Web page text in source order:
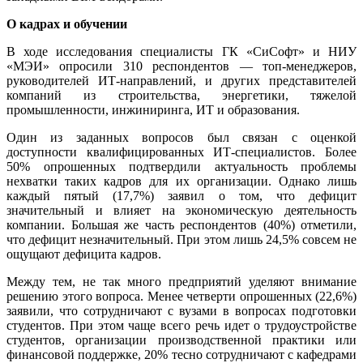
О кадрах и обучении
В ходе исследования специалисты ГК «СиСофт» и НИУ
«МЭИ» опросили 310 респондентов — топ-менеджеров,
руководителей ИТ-направлений, и других представителей
компаний из строительства, энергетики, тяжелой
промышленности, инжиниринга, ИТ и образования.
Один из заданных вопросов был связан с оценкой
доступности квалифицированных ИТ-специалистов. Более
50% опрошенных подтвердили актуальность проблемы
нехватки таких кадров для их организации. Однако лишь
каждый пятый (17,7%) заявил о том, что дефицит
значительный и влияет на экономическую деятельность
компании. Большая же часть респондентов (40%) отметили,
что дефицит незначительный. При этом лишь 24,5% совсем не
ощущают дефицита кадров.
Между тем, не так много предприятий уделяют внимание
решению этого вопроса. Менее четверти опрошенных (22,6%)
заявили, что сотрудничают с вузами в вопросах подготовки
студентов. При этом чаще всего речь идет о трудоустройстве
студентов, организации производственной практики или
финансовой поддержке, 20% тесно сотрудничают с кафедрами